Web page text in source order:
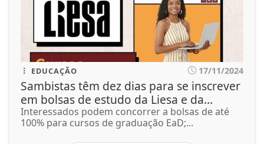
EDUCAÇÃO 17/11/2024
Sambistas têm dez dias para se inscrever
em bolsas de estudo da Liesa e da...
Interessados podem concorrer a bolsas de até
100% para cursos de graduação EaD;...